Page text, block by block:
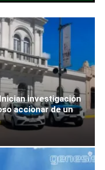
investigación
accionar de un